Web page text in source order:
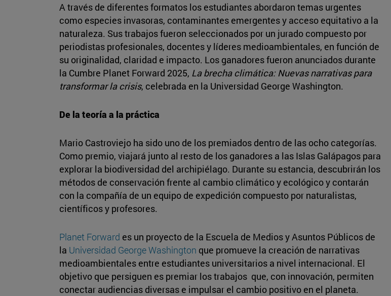
A través de diferentes formatos los estudiantes abordaron temas urgentes
como especies invasoras, contaminantes emergentes y acceso equitativo a la
naturaleza. Sus trabajos fueron seleccionados por un jurado compuesto por
periodistas profesionales, docentes y líderes medioambientales, en función de
su originalidad, claridad e impacto. Los ganadores fueron anunciados durante
la Cumbre Planet Forward 2025, La brecha climática: Nuevas narrativas para
transformar la crisis, celebrada en la Universidad George Washington.
De la teoría a la práctica
Mario Castroviejo ha sido uno de los premiados dentro de las ocho categorías.
Como premio, viajará junto al resto de los ganadores a las Islas Galápagos para
explorar la biodiversidad del archipiélago. Durante su estancia, descubrirán los
métodos de conservación frente al cambio climático y ecológico y contarán
con la compañía de un equipo de expedición compuesto por naturalistas,
científicos y profesores.
Planet Forward es un proyecto de la Escuela de Medios y Asuntos Públicos de
la Universidad George Washington que promueve la creación de narrativas
medioambientales entre estudiantes universitarios a nivel internacional. El
objetivo que persiguen es premiar los trabajos que, con innovación, permiten
conectar audiencias diversas e impulsar el cambio positivo en el planeta.